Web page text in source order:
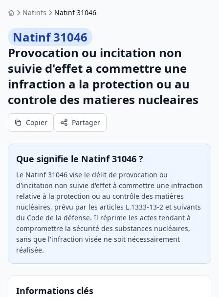
AccueilNatinfs Natinf 31046
Natinf 31046
Provocation ou incitation non
suivie d'effet a commettre une
infraction a la protection ou au
controle des matieres nucleaires
Copier Partager
Que signifie le Natinf 31046 ?
Le Natinf 31046 vise le délit de provocation ou
d'incitation non suivie d'effet à commettre une infraction
relative à la protection ou au contrôle des matières
nucléaires, prévu par les articles L.1333-13-2 et suivants
du Code de la défense. Il réprime les actes tendant à
compromettre la sécurité des substances nucléaires,
sans que l'infraction visée ne soit nécessairement
réalisée.
Informations clés